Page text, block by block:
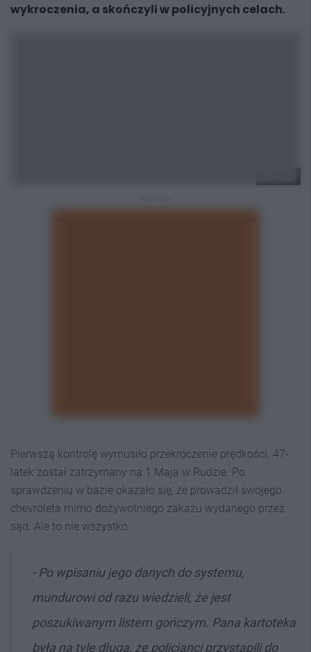
wykroczenia, a skończyli w policyjnych celach.
Pierwszą kontrolę wymusiło przekroczenie prędkości. 47-
latek został zatrzymany na 1 Maja w Rudzie. Po
sprawdzeniu w bazie okazało się, że prowadził swojego
chevroleta mimo dożywotniego zakazu wydanego przez
sąd. Ale to nie wszystko.
- Po wpisaniu jego danych do systemu,
mundurowi od razu wiedzieli, że jest
poszukiwanym listem gończym. Pana kartoteka
była na tyle długa, że policjanci przystąpili do